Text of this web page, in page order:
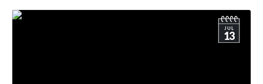
JUL
13